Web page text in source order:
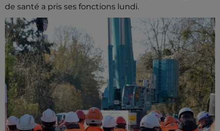
de santé a pris ses fonctions lundi.